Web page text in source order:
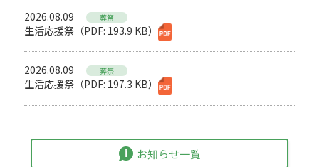
2026.08.09 葬祭
生活応援祭（PDF: 193.9 KB）
2026.08.09 葬祭
生活応援祭（PDF: 197.3 KB）
お知らせ一覧